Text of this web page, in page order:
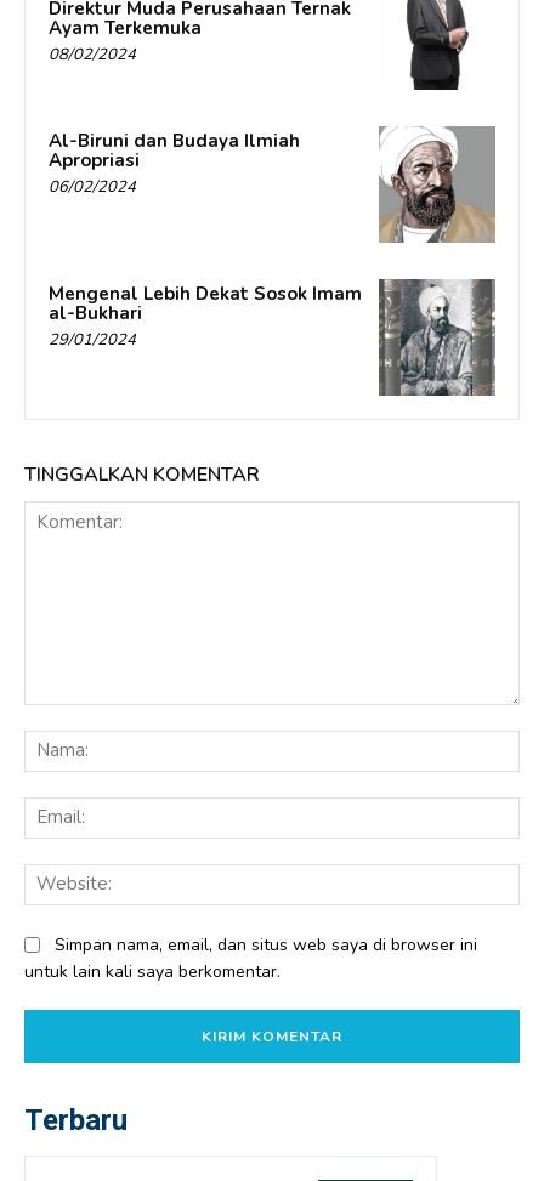
Direktur Muda Perusahaan Ternak
Ayam Terkemuka
08/02/2024
Al-Biruni dan Budaya Ilmiah
Apropriasi
06/02/2024
Mengenal Lebih Dekat Sosok Imam
al-Bukhari
29/01/2024
TINGGALKAN KOMENTAR
Simpan nama, email, dan situs web saya di browser ini
untuk lain kali saya berkomentar.
Terbaru